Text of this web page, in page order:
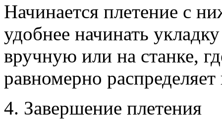
Начинается плетение с
удобнее начинать
вручную или на станке,
равномерно
4. Завершение плетения